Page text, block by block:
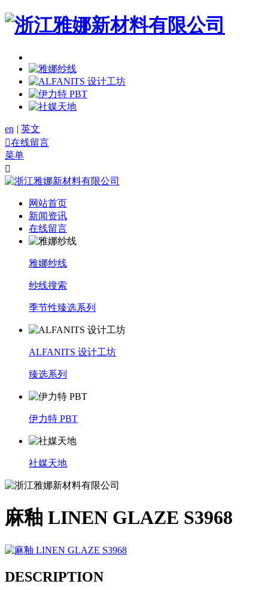
en | 英文
在线留言
菜单

网站首页
新闻资讯
在线留言
雅娜纱线
纱线搜索
季节性臻选系列
ALFANITS 设计工坊
臻选系列
伊力特 PBT
社媒天地
麻釉 LINEN GLAZE S3968
DESCRIPTION